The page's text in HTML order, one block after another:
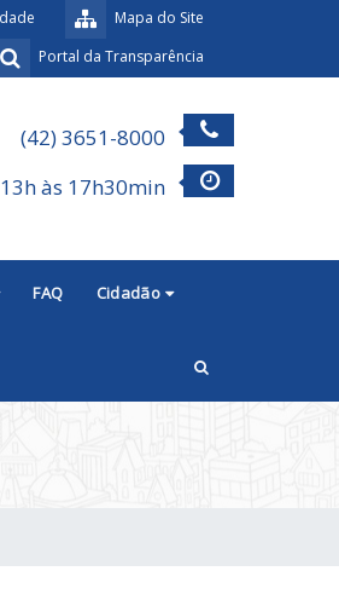
Mapa do Site
Portal da Transparência
(42) 3651-8000
às 17h30min
FAQ Cidadão